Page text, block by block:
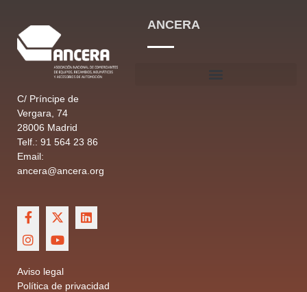
C/ Príncipe de
Vergara, 74
28006 Madrid
Telf.: 91 564 23 86
Email:
ancera@ancera.org
Aviso legal
Política de privacidad
ANCERA